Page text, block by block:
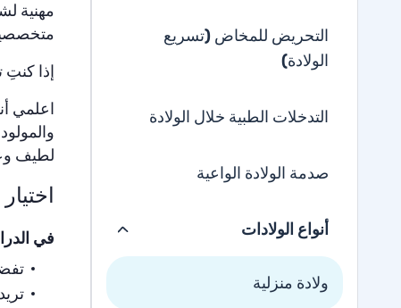
التحريض للمخاض (تسريع
الولادة)
التدخلات الطبية خلال الولادة
صدمة الولادة الواعية
أنواع الولادات
ولادة منزلية
مهنية
إذا كنتِ
اعلمي
لطيف
في